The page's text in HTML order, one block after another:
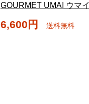
GOURMET UMAI ウマイ
6,600円 送料無料